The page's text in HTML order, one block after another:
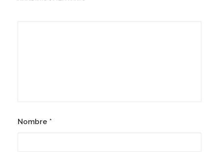
Nombre *